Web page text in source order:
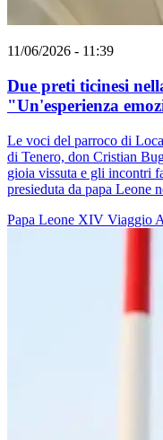
11/06/2026 - 11:39
Due preti ticinesi
"Un'esperienza
Le voci del parroco di
di Tenero, don Cristian
gioia vissuta e gli incontri
presieduta da papa Leone
Papa Leone XIV Viaggio